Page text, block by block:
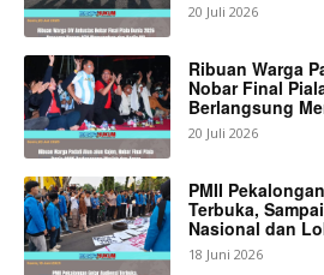
20 Juli 2026
Ribuan Warga
Nobar Final
Berlangsung
20 Juli 2026
PMII
Terbuka,
Nasional dan
18 Juni 2026